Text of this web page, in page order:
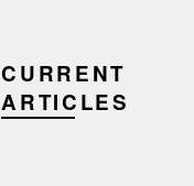
CURRENT
ARTICLES